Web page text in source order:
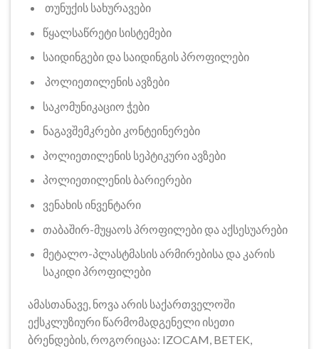
თუნუქის სახურავები
წყალსაწრეტი სისტემები
საიდინგები და საიდინგის პროფილები
პოლიეთილენის ავზები
საკომუნიკაციო ჭები
ნაგავშემკრები კონტეინერები
პოლიეთილენის სეპტიკური ავზები
პოლიეთილენის ბარიერები
ვენახის ინვენტარი
თაბაშირ-მუყაოს პროფილები და აქსესუარები
მეტალო-პლასტმასის არმირებისა და კარის
საკიდი პროფილები
ამასთანავე, ნოვა არის საქართველოში
ექსკლუზიური წარმომადგენელი ისეთი
ბრენდების, როგორიცაა: IZOCAM, BETEK,